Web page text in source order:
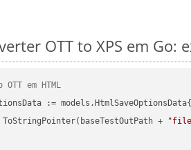
OTT to XPS em Go:
em HTML
:= models.HtmlSaveOptionsData{
ToStringPointer(baseTestOutPath +